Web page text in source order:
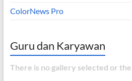
ColorNews Pro
Guru dan Karyawan
There is no gallery selected or